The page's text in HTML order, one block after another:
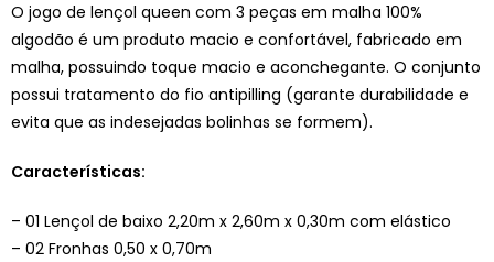
O jogo de lençol queen com 3 peças em malha 100%
algodão é um produto macio e confortável, fabricado em
malha, possuindo toque macio e aconchegante. O conjunto
possui tratamento do fio antipilling (garante durabilidade e
evita que as indesejadas bolinhas se formem).
Características:
– 01 Lençol de baixo 2,20m x 2,60m x 0,30m com elástico
– 02 Fronhas 0,50 x 0,70m